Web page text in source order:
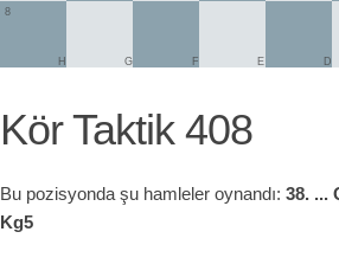
8
D
E
F
G
H
Kör Taktik 408
Bu pozisyonda şu hamleler oynandı: 38. ...
Kg5